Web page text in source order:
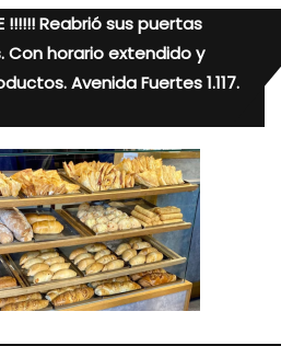
!!!!!! Reabrió sus puertas
Con horario extendido y
Avenida Fuertes 1.117.